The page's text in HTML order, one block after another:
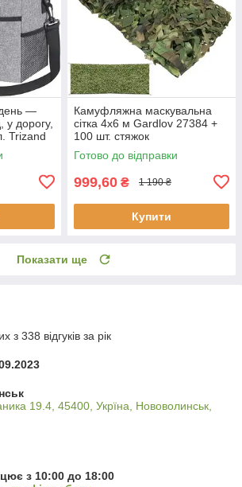
—
у дорогу,
Trizand
Камуфляжна маскувальна
сітка 4x6 м Gardlov 27384 +
100 шт. стяжок
Готово до відправки
999,60 ₴ 1 190 ₴
Купити
Показати ще
з 338 відгуків за рік
19.4, 45400, Укрїна, Нововолинськ,
з 10:00 до 18:00